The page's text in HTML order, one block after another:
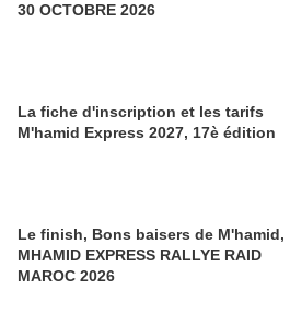
30 OCTOBRE 2026
La fiche d'inscription et les tarifs
M'hamid Express 2027, 17è édition
Le finish, Bons baisers de M'hamid,
MHAMID EXPRESS RALLYE RAID
MAROC 2026